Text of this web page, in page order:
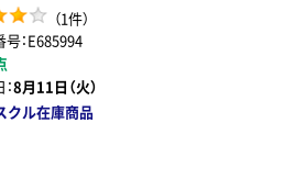
（1件）
：E685994
8月11日（火）
クル在庫商品